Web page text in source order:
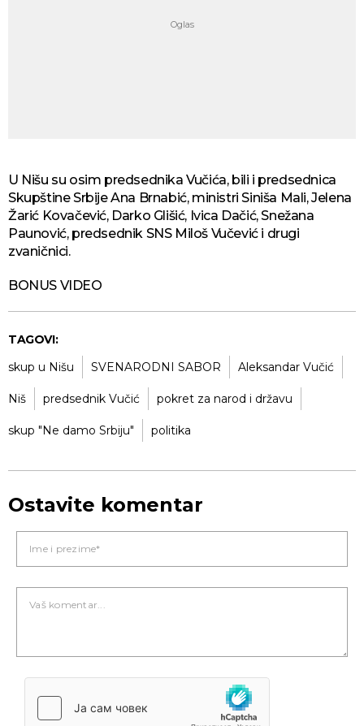
U Nišu su osim predsednika Vučića, bili i predsednica
Skupštine Srbije Ana Brnabić, ministri Siniša Mali, Jelena
Žarić Kovačević, Darko Glišić, Ivica Dačić, Snežana
Paunović, predsednik SNS Miloš Vučević i drugi
zvaničnici.
BONUS VIDEO
TAGOVI:
skup u Nišu
SVENARODNI SABOR Aleksandar Vučić
Niš predsednik Vučić pokret za narod i državu
skup "Ne damo Srbiju" politika
Ostavite komentar